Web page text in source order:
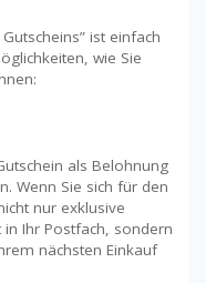
ist einfach
wie Sie
als Belohnung
Wenn Sie sich für den
nur exklusive
Ihr Postfach, sondern
nächsten Einkauf